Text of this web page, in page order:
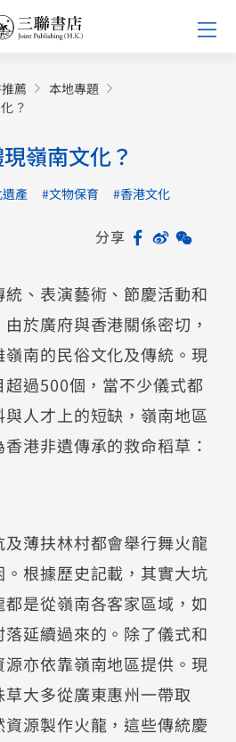
薦
本地專題
？
嶺南文化？
產 #文物保育 #香港文化
分享 Facebook
Sina
、表演藝術、節慶活動和
於廣府與香港關係密切，
南的民俗文化及傳統。現
過500個，當不少儀式都
人才上的短缺，嶺南地區
港非遺傳承的救命稻草：
薄扶林村都會舉行舞火龍
根據歷史記載，其實大坑
是從嶺南各客家區域，如
延續過來的。除了儀式和
亦依靠嶺南地區提供。現
大多從廣東惠州一帶取
源製作火龍，這些傳統慶